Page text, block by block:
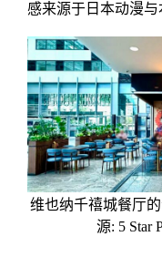
感来源于日本动漫与
维也纳千禧城餐厅
源: 5 Star